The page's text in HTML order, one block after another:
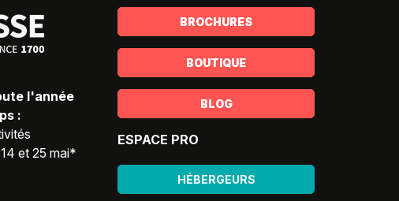
l'année
:
et 25 mai*
BROCHURES
BOUTIQUE
BLOG
ESPACE PRO
HÉBERGEURS